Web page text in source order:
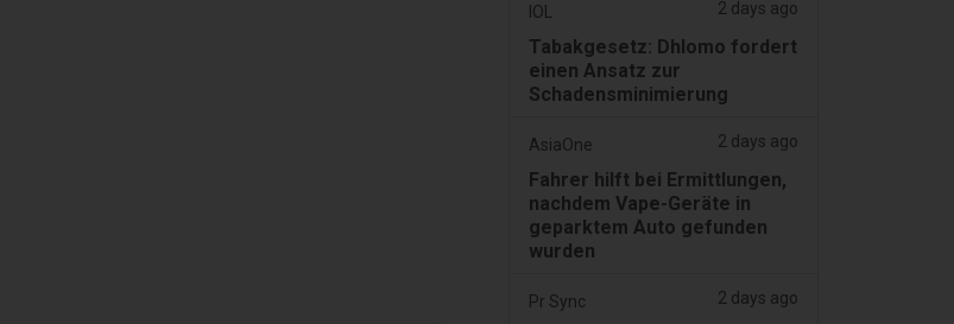
IOL 2 days ago
Tabakgesetz: Dhlomo fordert
einen Ansatz zur
Schadensminimierung
AsiaOne 2 days ago
Fahrer hilft bei Ermittlungen,
nachdem Vape-Geräte in
geparktem Auto gefunden
wurden
Pr Sync 2 days ago